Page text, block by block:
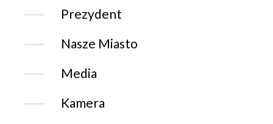
Prezydent
Nasze Miasto
Media
Kamera